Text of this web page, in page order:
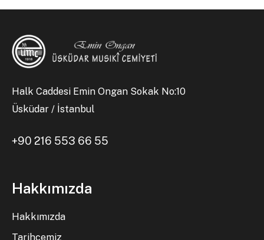
Halk Caddesi Emin Ongan Sokak No:10
Üsküdar / İstanbul
+90 216 553 66 55
Hakkımızda
Hakkımızda
Tarihçemiz